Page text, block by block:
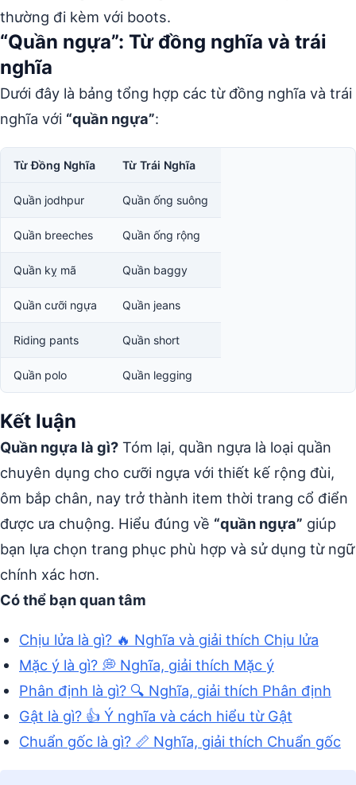
thường đi kèm với boots.
“Quần ngựa”: Từ đồng nghĩa và trái
nghĩa
Dưới đây là bảng tổng hợp các từ đồng nghĩa và trái
nghĩa với “quần ngựa”:
Từ Đồng Nghĩa Từ Trái Nghĩa
Quần jodhpur Quần ống suông
Quần breeches Quần ống rộng
Quần kỵ mã Quần baggy
Quần cưỡi ngựa Quần jeans
Riding pants Quần short
Quần polo Quần legging
Kết luận
Quần ngựa là gì? Tóm lại, quần ngựa là loại quần
chuyên dụng cho cưỡi ngựa với thiết kế rộng đùi,
ôm bắp chân, nay trở thành item thời trang cổ điển
được ưa chuộng. Hiểu đúng về “quần ngựa” giúp
bạn lựa chọn trang phục phù hợp và sử dụng từ ngữ
chính xác hơn.
Có thể bạn quan tâm
Chịu lửa là gì? 🔥 Nghĩa và giải thích Chịu lửa
Mặc ý là gì? 💭 Nghĩa, giải thích Mặc ý
Phân định là gì? 🔍 Nghĩa, giải thích Phân định
Gật là gì? 👍 Ý nghĩa và cách hiểu từ Gật
Chuẩn gốc là gì? 📏 Nghĩa, giải thích Chuẩn gốc